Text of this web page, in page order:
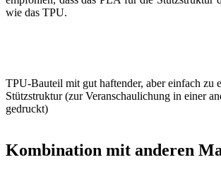
wie das TPU.
TPU-Bauteil mit gut haftender, aber einfach zu
Stützstruktur (zur Veranschaulichung in einer
gedruckt)
Kombination mit anderen